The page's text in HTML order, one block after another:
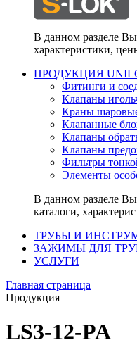
В данном разделе
характеристики,
ПРОДУКЦИЯ
Фитинги и
Клапаны
Краны
Клапанные
Клапаны
Клапаны
Фильтры
Элементы
В данном разделе
каталоги,
ТРУБЫ И
ЗАЖИМЫ ДЛЯ
УСЛУГИ
Главная страница
Продукция
LS3-12-PA